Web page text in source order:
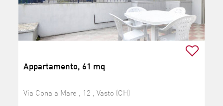
Appartamento, 61 mq
Via Cona a Mare , 12 , Vasto (CH)